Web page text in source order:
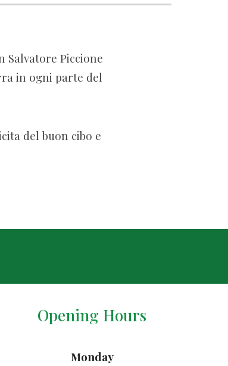
Salvatore Piccione
in ogni parte del
del buon cibo e
Opening Hours
Monday